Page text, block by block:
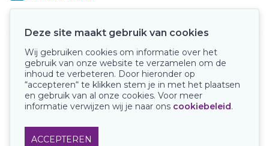
Onze keurmerken
Deze site maakt gebruik van cookies
Wij gebruiken cookies om informatie over het
gebruik van onze website te verzamelen om de
inhoud te verbeteren. Door hieronder op
“accepteren“ te klikken stem je in met het plaatsen
en gebruik van al onze cookies. Voor meer
informatie verwijzen wij je naar ons cookiebeleid.
ACCEPTEREN